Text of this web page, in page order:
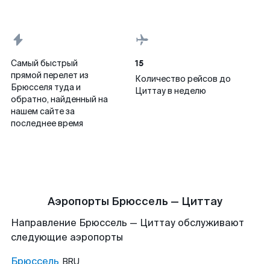
Самый быстрый
прямой перелет из
Брюсселя туда и
обратно, найденный на
нашем сайте за
последнее время
15
Количество рейсов до
Циттау в неделю
Аэропорты Брюссель — Циттау
Направление Брюссель — Циттау обслуживают
следующие аэропорты
Брюссель BRU